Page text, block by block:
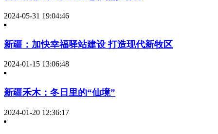
2024-05-31 19:04:46
新疆：加快幸福驿站建设 打造现代新牧区
2024-01-15 13:06:48
新疆禾木：冬日里的“仙境”
2024-01-20 12:36:17